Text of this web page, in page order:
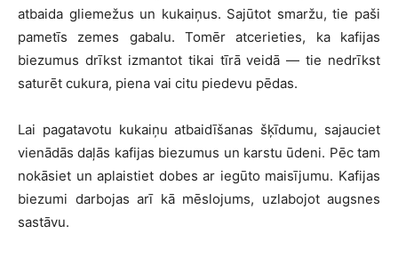
atbaida gliemežus un kukaiņus. Sajūtot smaržu, tie paši
pametīs zemes gabalu. Tomēr atcerieties, ka kafijas
biezumus drīkst izmantot tikai tīrā veidā — tie nedrīkst
saturēt cukura, piena vai citu piedevu pēdas.
Lai pagatavotu kukaiņu atbaidīšanas šķīdumu, sajauciet
vienādās daļās kafijas biezumus un karstu ūdeni. Pēc tam
nokāsiet un aplaistiet dobes ar iegūto maisījumu. Kafijas
biezumi darbojas arī kā mēslojums, uzlabojot augsnes
sastāvu.